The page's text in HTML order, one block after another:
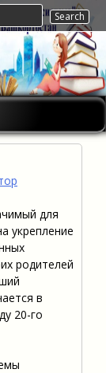
для
укрепление
родителей
в
20-го